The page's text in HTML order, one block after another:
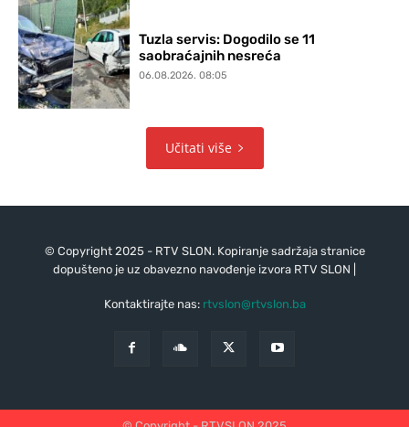
Tuzla servis: Dogodilo se 11
saobraćajnih nesreća
06.08.2026. 08:05
Učitati više
© Copyright 2025 - RTV SLON. Kopiranje sadržaja stranice
dopušteno je uz obavezno navođenje izvora RTV SLON |
Kontaktirajte nas: rtvslon@rtvslon.ba